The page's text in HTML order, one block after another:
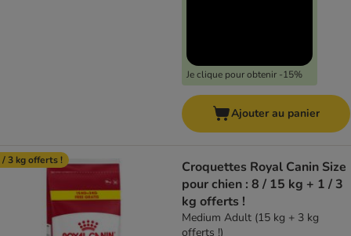
Je clique pour obtenir -15%
Ajouter au panier
/ 3 kg offerts !
Croquettes Royal Canin Size
pour chien : 8 / 15 kg + 1 / 3
kg offerts !
Medium Adult (15 kg + 3 kg
offerts !)